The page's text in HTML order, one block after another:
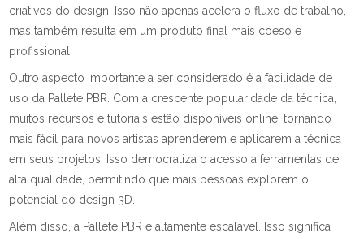
criativos do design. Isso não apenas acelera o fluxo de trabalho,
mas também resulta em um produto final mais coeso e
profissional.
Outro aspecto importante a ser considerado é a facilidade de
uso da Pallete PBR. Com a crescente popularidade da técnica,
muitos recursos e tutoriais estão disponíveis online, tornando
mais fácil para novos artistas aprenderem e aplicarem a técnica
em seus projetos. Isso democratiza o acesso a ferramentas de
alta qualidade, permitindo que mais pessoas explorem o
potencial do design 3D.
Além disso, a Pallete PBR é altamente escalável. Isso significa